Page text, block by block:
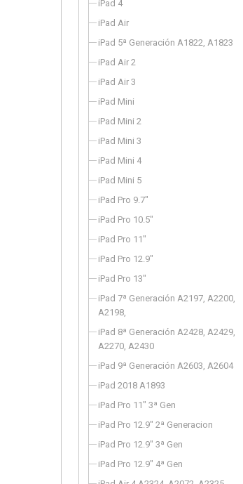
iPad 4
iPad Air
iPad 5ª Generación A1822, A1823
iPad Air 2
iPad Air 3
iPad Mini
iPad Mini 2
iPad Mini 3
iPad Mini 4
iPad Mini 5
iPad Pro 9.7"
iPad Pro 10.5"
iPad Pro 11"
iPad Pro 12.9"
iPad Pro 13"
iPad 7ª Generación A2197, A2200,
A2198,
iPad 8ª Generación A2428, A2429,
A2270, A2430
iPad 9ª Generación A2603, A2604
iPad 2018 A1893
iPad Pro 11" 3ª Gen
iPad Pro 12.9" 2ª Generacion
iPad Pro 12.9" 3ª Gen
iPad Pro 12.9" 4ª Gen